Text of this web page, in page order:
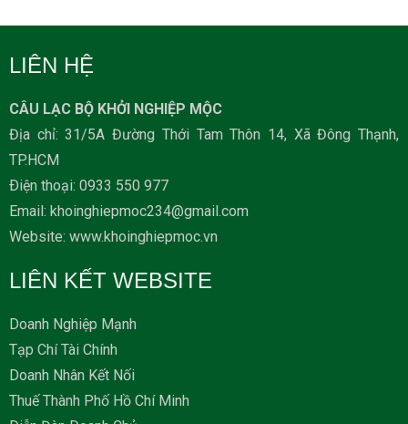
LIÊN HỆ
CÂU LẠC BỘ KHỞI NGHIỆP MỘC
Địa chỉ: 31/5A Đường Thới Tam Thôn 14, Xã Đông Thạnh,
TP.HCM
Ðiện thoại: 0933 550 977
Email: khoinghiepmoc234@gmail.com
Website: www.khoinghiepmoc.vn
LIÊN KẾT WEBSITE
Doanh Nghiệp Mạnh
Tạp Chí Tài Chính
Doanh Nhân Kết Nối
Thuế Thành Phố Hồ Chí Minh